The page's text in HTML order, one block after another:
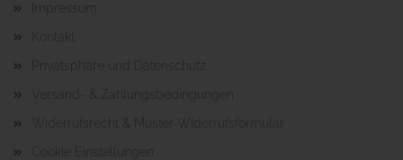
Impressum
Kontakt
Privatsphäre und Datenschutz
Versand- & Zahlungsbedingungen
Widerrufsrecht & Muster-Widerrufsformular
Cookie Einstellungen